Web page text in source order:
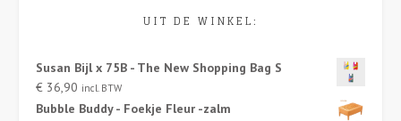
UIT DE WINKEL:
Susan Bijl x 75B - The New Shopping Bag S
€ 36,90 incl. BTW
Bubble Buddy - Foekje Fleur -zalm